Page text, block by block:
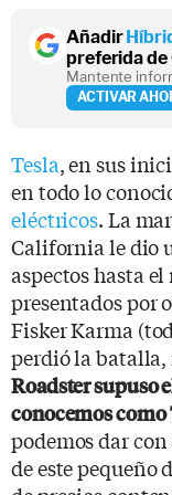
Añadir
preferida de
Mantente
ACTIVAR
Tesla, en sus
en todo lo
eléctricos. La
California le dio
aspectos hasta
presentados por
Fisker Karma
perdió la
Roadstersupuso
conocemos como
podemos dar
de este